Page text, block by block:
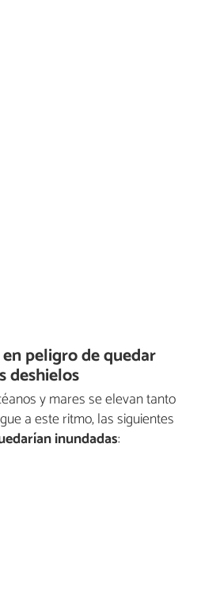
peligro de quedar
deshielos
y mares se elevan tanto
a este ritmo, las siguientes
inundadas: